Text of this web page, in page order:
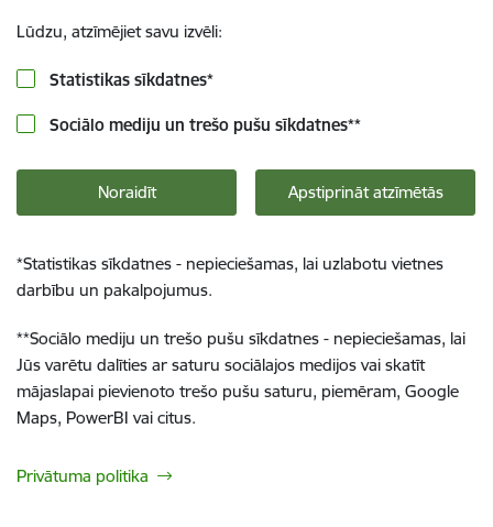
Lūdzu, atzīmējiet savu izvēli:
Statistikas sīkdatnes*
Sociālo mediju un trešo pušu sīkdatnes**
Noraidīt Apstiprināt atzīmētās
*Statistikas sīkdatnes - nepieciešamas, lai uzlabotu vietnes
darbību un pakalpojumus.
**Sociālo mediju un trešo pušu sīkdatnes - nepieciešamas, lai
Jūs varētu dalīties ar saturu sociālajos medijos vai skatīt
mājaslapai pievienoto trešo pušu saturu, piemēram, Google
Maps, PowerBI vai citus.
Privātuma politika